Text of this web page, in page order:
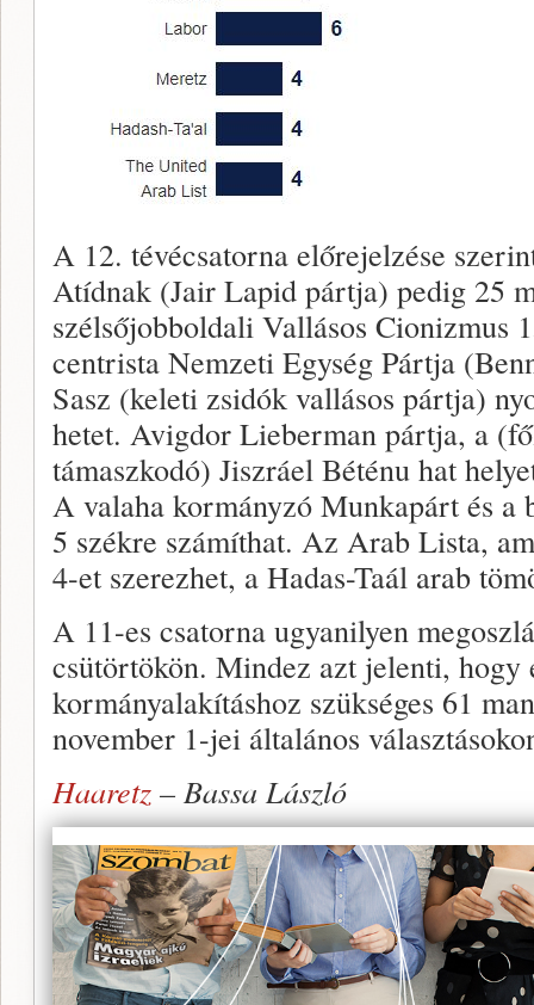
A 12. tévécsatorna előrejelzése
Atídnak (Jair Lapid pártja) pedig 25
szélsőjobboldali Vallásos Cionizmus
centrista Nemzeti Egység Pártja
Sasz (keleti zsidók vallásos pártja)
hetet. Avigdor Lieberman pártja, a
támaszkodó) Jiszráel Béténu hat
A valaha kormányzó Munkapárt és
5 székre számíthat. Az Arab Lista,
4-et szerezhet, a Hadas-Taál arab
A 11-es csatorna ugyanilyen
csütörtökön. Mindez azt jelenti, hogy
kormányalakításhoz szükséges 61
november 1-jei általános
Haaretz – Bassa László